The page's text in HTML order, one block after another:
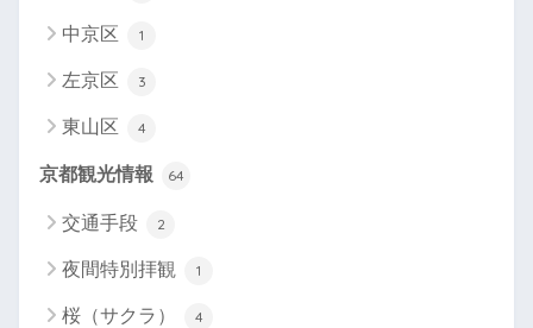
中京区 1
左京区 3
東山区 4
京都観光情報 64
交通手段 2
夜間特別拝観 1
桜（サクラ） 4